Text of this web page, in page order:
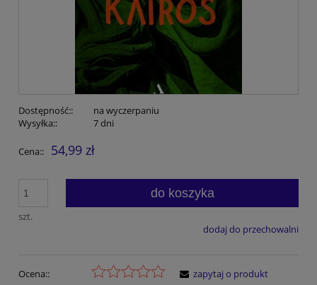
Dostępność::
na wyczerpaniu
Wysyłka::
7 dni
Cena:: 54,99 zł
szt.
do koszyka
dodaj do przechowalni
Ocena::
zapytaj o produkt